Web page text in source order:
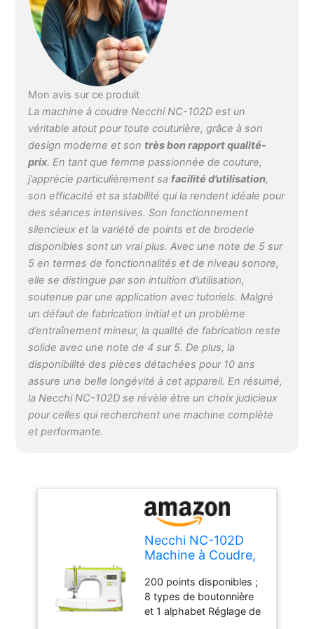
Mon avis sur ce produit
La machine à coudre Necchi NC-102D est un
véritable atout pour toute couturière, grâce à son
design moderne et son très bon rapport qualité-
prix. En tant que femme passionnée de couture,
j’apprécie particulièrement safacilité d’utilisation,
son efficacité et sa stabilité qui la rendent idéale pour
des séances intensives. Son fonctionnement
silencieux et la variété de points et de broderie
disponibles sont un vrai plus. Avec une note de 5 sur
5 en termes de fonctionnalités et de niveau sonore,
elle se distingue par son intuition d’utilisation,
soutenue par une application avec tutoriels. Malgré
un défaut de fabrication initial et un problème
d’entraînement mineur, la qualité de fabrication reste
solide avec une note de 4 sur 5. De plus, la
disponibilité des pièces détachées pour 10 ans
assure une belle longévité à cet appareil. En résumé,
la Necchi NC-102D se révèle être un choix judicieux
pour celles qui recherchent une machine complète
et performante.
Necchi NC-102D
Machine à Coudre,
Aluminium moulé
sous Pression,
Coque en ABS,
200 points disponibles ;
8 types de boutonnière
et 1 alphabet Réglage de